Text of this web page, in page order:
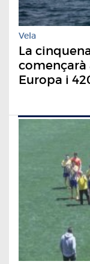
Vela
La
començarà
Europa i